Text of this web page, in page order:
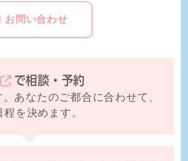
お問い合わせ
で相談・予約
あなたのご都合に合わせて、
を決めます。